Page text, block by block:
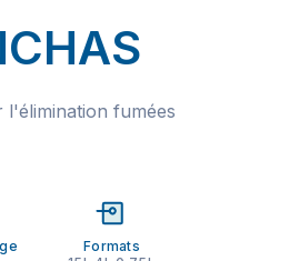
fumées
Formats